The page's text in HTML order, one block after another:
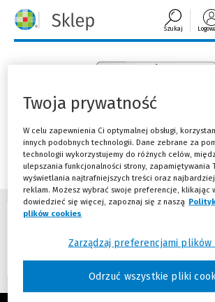
Szukaj
LEX Demo
Twoja prywatność
W celu zapewnienia Ci optymalnej obsługi,
innych podobnych technologii. Dane zebrane za
technologii wykorzystujemy do różnych celów,
ulepszania funkcjonalności strony, zapamiętywania
wyświetlania najtrafniejszych treści oraz
reklam. Możesz wybrać swoje preferencje, klikając
dowiedzieć się więcej, zapoznaj się z naszą
plików cookies
Odrzuć wszystkie pliki
Zarządzaj preferencjami plików